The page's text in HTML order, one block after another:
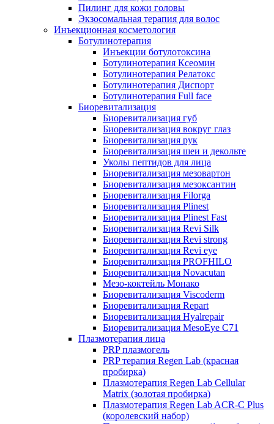
Пилинг для кожи головы
Экзосомальная терапия для волос
Инъекционная косметология
Ботулинотерапия
Инъекции ботулотоксина
Ботулинотерапия Ксеомин
Ботулинотерапия Релатокс
Ботулинотерапия Диспорт
Ботулинотерапия Full face
Биоревитализация
Биоревитализация губ
Биоревитализация вокруг глаз
Биоревитализация рук
Биоревитализация шеи и декольте
Уколы пептидов для лица
Биоревитализация мезовартон
Биоревитализация мезоксантин
Биоревитализация Filorga
Биоревитализация Plinest
Биоревитализация Plinest Fast
Биоревитализация Revi Silk
Биоревитализация Revi strong
Биоревитализация Revi eye
Биоревитализация PROFHILO
Биоревитализация Novacutan
Мезо-коктейль Монако
Биоревитализация Viscoderm
Биоревитализация Repart
Биоревитализация Hyalrepair
Биоревитализация MesoEye C71
Плазмотерапия лица
PRP плазмогель
PRP терапия Regen Lab (красная
пробирка)
Плазмотерапия Regen Lab Cellular
Matrix (золотая пробирка)
Плазмотерапия Regen Lab ACR-C Plus
(королевский набор)